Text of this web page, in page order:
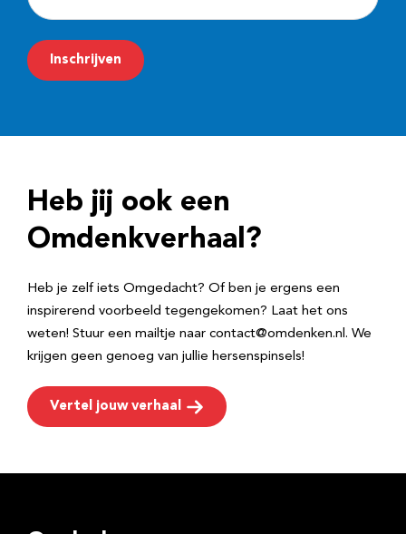
-
m
a
r
e
Inschrijven
Heb jij ook een
Omdenkverhaal?
Heb je zelf iets Omgedacht? Of ben je ergens een
inspirerend voorbeeld tegengekomen? Laat het ons
weten! Stuur een mailtje naar contact@omdenken.nl. We
krijgen geen genoeg van jullie hersenspinsels!
Vertel jouw verhaal